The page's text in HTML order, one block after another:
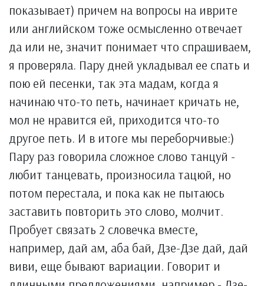
показывает) причем на вопросы на иврите
или английском тоже осмысленно отвечает
да или не, значит понимает что спрашиваем,
я проверяла. Пару дней укладывал ее спать и
пою ей песенки, так эта мадам, когда я
начинаю что-то петь, начинает кричать не,
мол не нравится ей, приходится что-то
другое петь. И в итоге мы переборчивые:)
Пару раз говорила сложное слово танцуй -
любит танцевать, произносила тацюй, но
потом перестала, и пока как не пытаюсь
заставить повторить это слово, молчит.
Пробует связать 2 словечка вместе,
например, дай ам, аба бай, Дзе-Дзе дай, дай
виви, еще бывают вариации. Говорит и